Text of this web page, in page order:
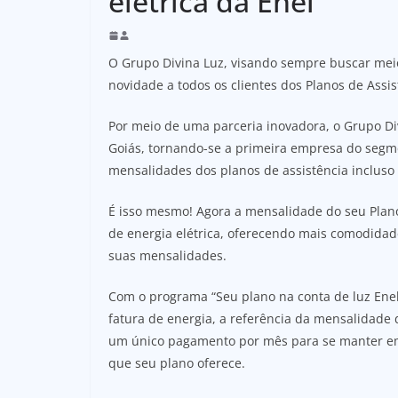
O Grupo Divina Luz, visando sempre buscar
novidade a todos os clientes dos Planos de
Por meio de uma parceria inovadora, o Grupo
Goiás, tornando-se a primeira empresa do
mensalidades dos planos de assistência
É isso mesmo! Agora a mensalidade do seu
de energia elétrica, oferecendo mais
suas mensalidades.
Com o programa “Seu plano na conta de luz
fatura de energia, a referência da mensalidade
um único pagamento por mês para se manter
que seu plano oferece.